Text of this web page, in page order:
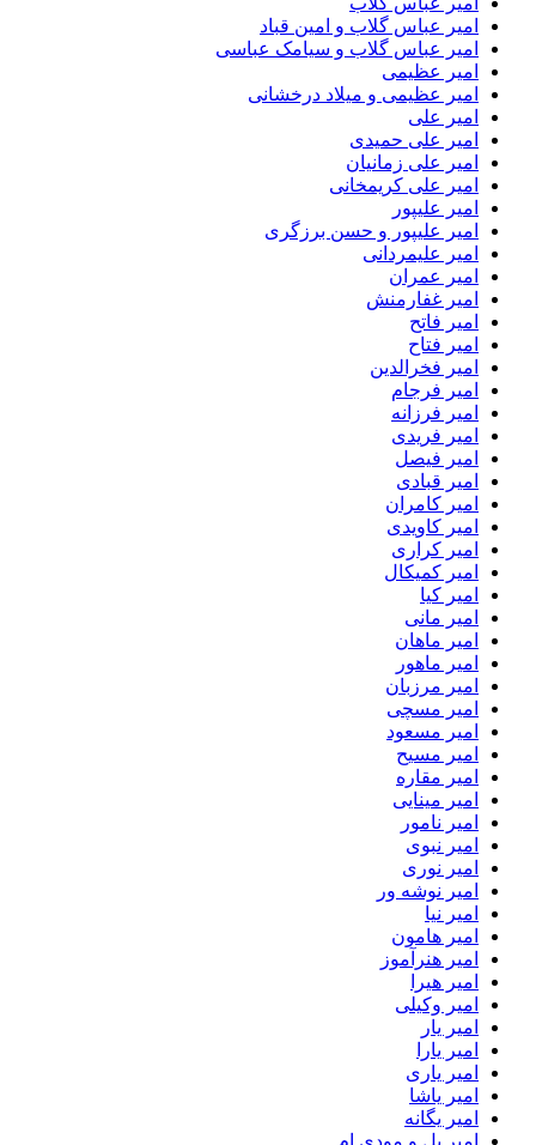
امیر عباس گلاب و امین قباد
امیر عباس گلاب و سیامک عباسی
امیر عظیمی
امیر عظیمی و میلاد درخشانی
امیر علی
امیر علی حمیدی
امیر علی زمانیان
امیر علی کریمخانی
امیر علیپور
امیر علیپور و حسن برزگری
امیر علیمردانی
امیر عمران
امیر غفارمنش
امیر فاتح
امیر فتاح
امیر فخرالدین
امیر فرجام
امیر فرزانه
امیر فریدی
امیر فیصل
امیر قبادی
امیر کامران
امیر کاویدی
امیر کراری
امیر کمیکال
امیر کیا
امیر مانی
امیر ماهان
امیر ماهور
امیر مرزبان
امیر مسچی
امیر مسعود
امیر مسیح
امیر مقاره
امیر مینایی
امیر نامور
امیر نبوی
امیر نوری
امیر نوشه ور
امیر نیا
امیر هامون
امیر هنرآموز
امیر هیرا
امیر وکیلی
امیر یار
امیر یارا
امیر یاری
امیر یاشا
امیر یگانه
امیر یل و مودی ام